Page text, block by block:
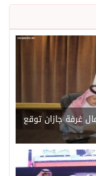
الأعمال غرفة جازان توقع